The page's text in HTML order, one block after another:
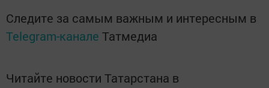
Следите за самым важным и интересным в
Telegram-канале Татмедиа
Читайте новости Татарстана в